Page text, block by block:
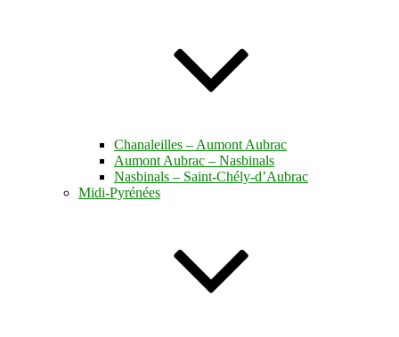
Chanaleilles – Aumont Aubrac
Aumont Aubrac – Nasbinals
Nasbinals – Saint-Chély-d’Aubrac
Midi-Pyrénées